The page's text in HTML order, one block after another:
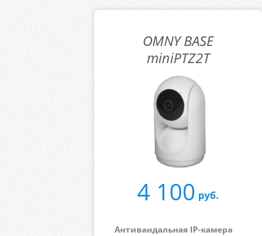
OMNY BASE
miniPTZ2T
4 100 руб.
Антивандальная IP-камера